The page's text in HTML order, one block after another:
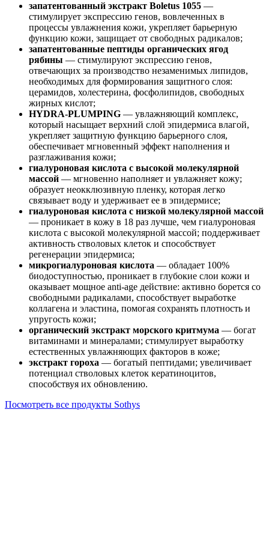
запатентованный экстракт Boletus 1055 —
стимулирует экспрессию генов, вовлеченных в
процессы увлажнения кожи, укрепляет барьерную
функцию кожи, защищает от свободных радикалов;
запатентованные пептиды органических ягод
рябины — стимулируют экспрессию генов,
отвечающих за производство незаменимых липидов,
необходимых для формирования защитного слоя:
церамидов, холестерина, фосфолипидов, свободных
жирных кислот;
HYDRA-PLUMPING — увлажняющий комплекс,
который насыщает верхний слой эпидермиса влагой,
укрепляет защитную функцию барьерного слоя,
обеспечивает мгновенный эффект наполнения и
разглаживания кожи;
гиалуроновая кислота с высокой молекулярной
массой — мгновенно наполняет и увлажняет кожу;
образует неокклюзивную пленку, которая легко
связывает воду и удерживает ее в эпидермисе;
гиалуроновая кислота с низкой молекулярной массой
— проникает в кожу в 18 раз лучше, чем гиалуроновая
кислота с высокой молекулярной массой; поддерживает
активность стволовых клеток и способствует
регенерации эпидермиса;
микрогиалуроновая кислота — обладает 100%
биодоступностью, проникает в глубокие слои кожи и
оказывает мощное anti-age действие: активно борется со
свободными радикалами, способствует выработке
коллагена и эластина, помогая сохранять плотность и
упругость кожи;
органический экстракт морского критмума — богат
витаминами и минералами; стимулирует выработку
естественных увлажняющих факторов в коже;
экстракт гороха — богатый пептидами; увеличивает
потенциал стволовых клеток кератиноцитов,
способствуя их обновлению.
Посмотреть все продукты Sothys